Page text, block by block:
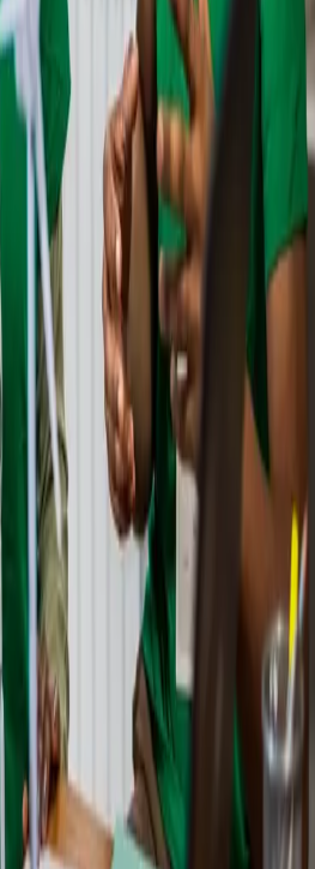
que
produzem e
de energia
: solar, eólica,
fontes limpas.
produtos e processos biológicos para
a indústria e a agricultura.
é o Projeto Genoma Humano, que
completo da estrutura
abriu portas para avanços sem
e ciências da vida.
escala atômica e molecular para criar
inovadoras.
3D, uma técnica de manufatura que
Suas aplicações são vastas, abrangendo
dispositivos eletrônicos e até mesmo
de atividades turísticas que
Um dos exemplos é o turismo de
atividades ao ar livre, como
realizadas de maneira a minimizar o
a integridade dos locais visitados.
que otimizam a cadeia de suprimentos,
e serviços, com foco em eficiência e